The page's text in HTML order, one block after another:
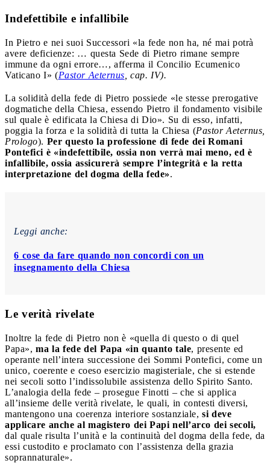
Indefettibile e infallibile
In Pietro e nei suoi Successori «la fede non ha, né mai potrà
avere deficienze: … questa Sede di Pietro rimane sempre
immune da ogni errore…, afferma il Concilio Ecumenico
Vaticano I» (Pastor Aeternus , cap. IV).
La solidità della fede di Pietro possiede «le stesse prerogative
dogmatiche della Chiesa, essendo Pietro il fondamento visibile
sul quale è edificata la Chiesa di Dio». Su di esso, infatti,
poggia la forza e la solidità di tutta la Chiesa (Pastor Aeternus,
Prologo). Per questo la professione di fede dei Romani
Pontefici è «indefettibile, ossia non verrà mai meno, ed è
infallibile, ossia assicurerà sempre l’integrità e la retta
interpretazione del dogma della fede».
Leggi anche:
6 cose da fare quando non concordi con un
insegnamento della Chiesa
Le verità rivelate
Inoltre la fede di Pietro non è «quella di questo o di quel
Papa», ma la fede del Papa «in quanto tale, presente ed
operante nell’intera successione dei Sommi Pontefici, come un
unico, coerente e coeso esercizio magisteriale, che si estende
nei secoli sotto l’indissolubile assistenza dello Spirito Santo.
L’analogia della fede – prosegue Finotti – che si applica
all’insieme delle verità rivelate, le quali, in contesti diversi,
mantengono una coerenza interiore sostanziale, si deve
applicare anche al magistero dei Papi nell’arco dei secoli,
dal quale risulta l’unità e la continuità del dogma della fede, da
essi custodito e proclamato con l’assistenza della grazia
soprannaturale».